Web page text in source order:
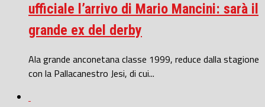
ufficiale l’arrivo di Mario Mancini: sarà il
grande ex del derby
Ala grande anconetana classe 1999, reduce dalla stagione
con la Pallacanestro Jesi, di cui...